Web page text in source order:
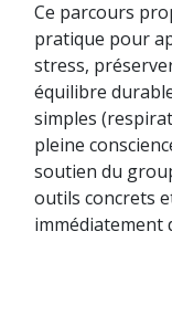
Ce parcours
pratique pour
stress,
équilibre
simples
pleine
soutien du
outils concrets
immédiatement